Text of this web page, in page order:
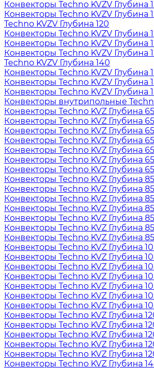
Конвекторы Techno KVZV Глубина
Конвекторы Techno KVZV
Techno KVZV Глубина 120
Конвекторы Techno KVZV Глубина
Конвекторы Techno KVZV Глубина
Конвекторы Techno KVZV
Techno KVZV Глубина 140
Конвекторы Techno KVZV
Конвекторы Techno KVZV
Конвекторы Techno KVZV
Конвекторы внутрипольные
Конвекторы Techno KVZ Глубина 65
Конвекторы Techno KVZ Глубина
Конвекторы Techno KVZ Глубина
Конвекторы Techno KVZ Глубина
Конвекторы Techno KVZ Глубина
Конвекторы Techno KVZ Глубина
Конвекторы Techno KVZ Глубина
Конвекторы Techno KVZ Глубина 85
Конвекторы Techno KVZ Глубина
Конвекторы Techno KVZ Глубина
Конвекторы Techno KVZ Глубина
Конвекторы Techno KVZ Глубина
Конвекторы Techno KVZ Глубина
Конвекторы Techno KVZ Глубина
Конвекторы Techno KVZ Глубина
Конвекторы Techno KVZ Глубина
Конвекторы Techno KVZ Глубина
Конвекторы Techno KVZ Глубина
Конвекторы Techno KVZ Глубина
Конвекторы Techno KVZ Глубина
Конвекторы Techno KVZ Глубина
Конвекторы Techno KVZ Глубина
Конвекторы Techno KVZ Глубина
Конвекторы Techno KVZ Глубина
Конвекторы Techno KVZ Глубина
Конвекторы Techno KVZ Глубина
Конвекторы Techno KVZ Глубина